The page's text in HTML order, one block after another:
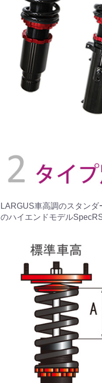
LARGUS車高調のスタン
のハイエンドモデル